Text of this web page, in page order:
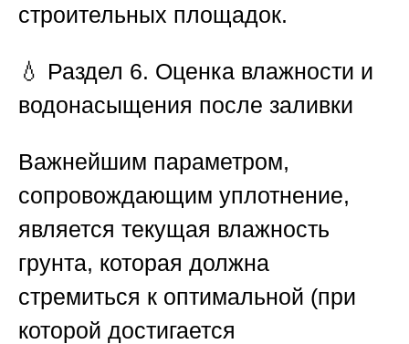
строительных площадок.
💧 Раздел 6. Оценка влажности и
водонасыщения после заливки
Важнейшим параметром,
сопровождающим уплотнение,
является текущая влажность
грунта, которая должна
стремиться к оптимальной (при
которой достигается